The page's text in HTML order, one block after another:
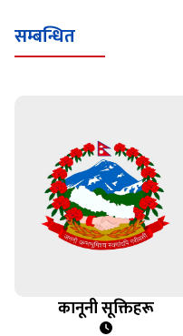
सम्बन्धित
कानूनी सूक्तिहरू